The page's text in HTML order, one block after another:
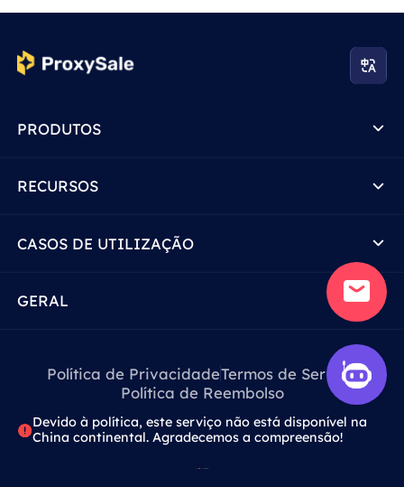
PRODUTOS
RECURSOS
CASOS DE UTILIZAÇÃO
GERAL
Política de PrivacidadeTermos de Serviço
Política de Reembolso
Devido à política, este serviço não está disponível na
China continental. Agradecemos a compreensão!